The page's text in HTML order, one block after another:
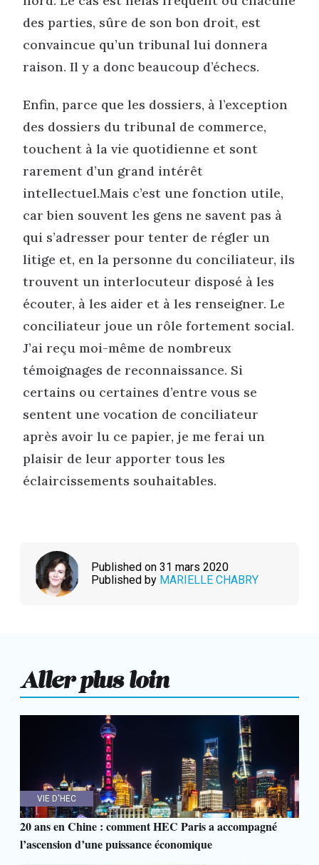
des parties, sûre de son bon droit, est
convaincue qu’un tribunal lui donnera
raison. Il y a donc beaucoup d’échecs.
Enfin, parce que les dossiers, à l’exception
des dossiers du tribunal de commerce,
touchent à la vie quotidienne et sont
rarement d’un grand intérêt
intellectuel.Mais c’est une fonction utile,
car bien souvent les gens ne savent pas à
qui s’adresser pour tenter de régler un
litige et, en la personne du conciliateur, ils
trouvent un interlocuteur disposé à les
écouter, à les aider et à les renseigner. Le
conciliateur joue un rôle fortement social.
J’ai reçu moi-même de nombreux
témoignages de reconnaissance. Si
certains ou certaines d’entre vous se
sentent une vocation de conciliateur
après avoir lu ce papier, je me ferai un
plaisir de leur apporter tous les
éclaircissements souhaitables.
Published on 31 mars 2020
Published by MARIELLE CHABRY
Aller plus loin
VIE D'HEC
20 ans en Chine : comment HEC Paris a accompagné
l’ascension d’une puissance économique